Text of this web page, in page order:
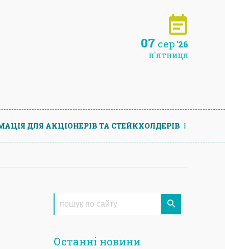
07 сер '26
п'ятниця
ДЛЯ АКЦIОНЕРIВ ТА СТЕЙКХОЛДЕРIВ
Останні новини